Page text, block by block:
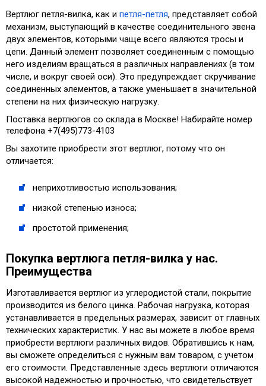
Вертлюг петля-вилка, как и петля-петля, представляет собой
механизм, выступающий в качестве соединительного звена
двух элементов, которыми чаще всего являются тросы и
цепи. Данный элемент позволяет соединенным с помощью
него изделиям вращаться в различных направлениях (в том
числе, и вокруг своей оси). Это предупреждает скручивание
соединенных элементов, а также уменьшает в значительной
степени на них физическую нагрузку.
Поставка вертлюгов со склада в Москве! Набирайте номер
телефона +7(495)773-4103
Вы захотите приобрести этот вертлюг, потому что он
отличается:
неприхотливостью использования;
низкой степенью износа;
простотой применения;
Покупка вертлюга петля-вилка у нас.
Преимущества
Изготавливается вертлюг из углеродистой стали, покрытие
производится из белого цинка. Рабочая нагрузка, которая
устанавливается в предельных размерах, зависит от главных
технических характеристик. У нас вы можете в любое время
приобрести вертлюги различных видов. Обратившись к нам,
вы сможете определиться с нужным вам товаром, с учетом
его стоимости. Представленные здесь вертлюги отличаются
высокой надежностью и прочностью, что свидетельствует